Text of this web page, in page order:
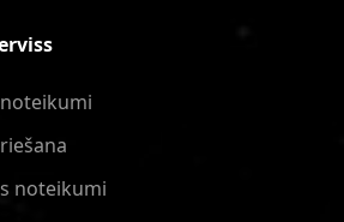
noteikumi